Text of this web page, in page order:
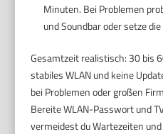
Minuten. Bei Problemen
und Soundbar oder setze
Gesamtzeit realistisch: 30 bis
stabiles WLAN und keine
bei Problemen oder großen
Bereite WLAN-Passwort und
vermeidest du Wartezeiten